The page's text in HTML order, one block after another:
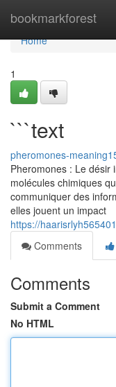
bookmarkforest
Home
Home
1
```text
pheromones-
Pheromones : Le désir
molécules chimiques
communiquer des
elles jouent un impact
https://
Comments
Comments
Submit a Comment
No HTML